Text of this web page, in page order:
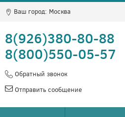
Ваш город: Москва
8(926)380-80-88
8(800)550-05-57
Обратный звонок
Отправить сообщение